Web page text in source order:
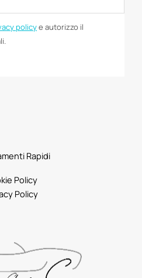
policye autorizzo il
Rapidi
Policy
Policy